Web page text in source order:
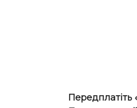
Передплатіть